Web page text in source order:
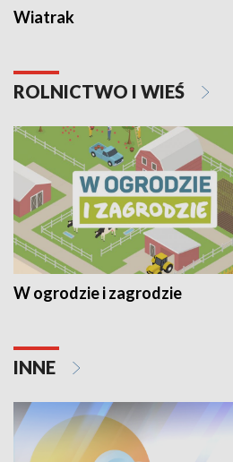
Wiatrak
ROLNICTWO I WIEŚ
W ogrodzie i zagrodzie
INNE